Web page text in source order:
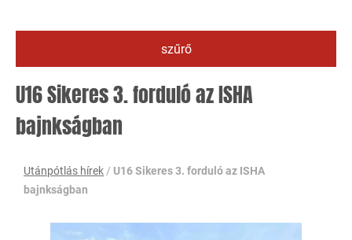
szűrő
U16 Sikeres 3. forduló az ISHA
bajnkságban
Utánpótlás hírek / U16 Sikeres 3. forduló az ISHA
bajnkságban